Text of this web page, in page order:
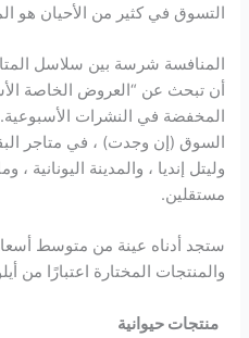
التسوق في كثير من الأحيان هو
المنافسة شرسة بين سلاسل
أن تبحث عن “العروض الخاصة
المخفضة في النشرات
السوق (إن وجدت) ، في متاجر
وليتل إنديا ، والمدينة اليونانية
مستقلين.
ستجد أدناه عينة من متوسط
والمنتجات المختارة اعتبارًا من
منتجات حيوانية